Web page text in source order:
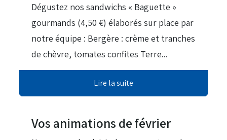
Dégustez nos sandwichs « Baguette »
gourmands (4,50 €) élaborés sur place par
notre équipe : Bergère : crème et tranches
de chèvre, tomates confites Terre...
Lire la suite
16 Jan 2026
Vos animations de février